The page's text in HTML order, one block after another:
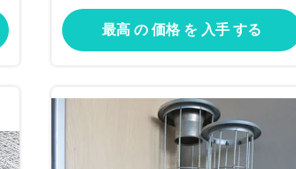
ングをワイヤーで縛る
最高 の 価格 を 入手 する